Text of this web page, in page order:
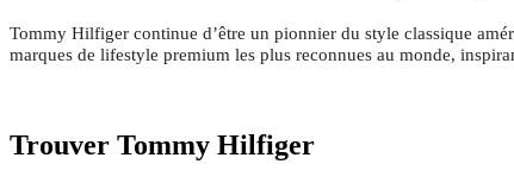
Tommy Hilfiger continue d’être un pionnier du style classique
marques de lifestyle premium les plus reconnues au monde,
Trouver Tommy Hilfiger